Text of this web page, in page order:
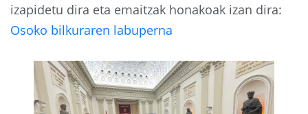
izapidetu dira eta emaitzak honakoak izan dira:
Osoko bilkuraren labuperna